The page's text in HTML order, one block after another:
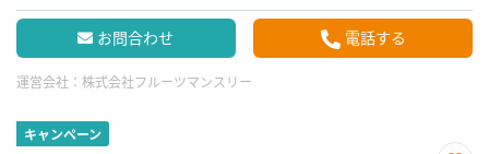
お問合わせ 電話する
運営会社： 株式会社フルーツマンスリー
キャンペーン